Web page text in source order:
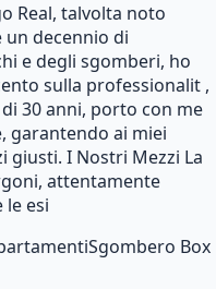
Real, talvolta noto
un decennio di
e degli sgomberi, ho
sulla professionalit ,
30 anni, porto con me
garantendo ai miei
giusti. I Nostri Mezzi La
attentamente
esi
Sgombero Box